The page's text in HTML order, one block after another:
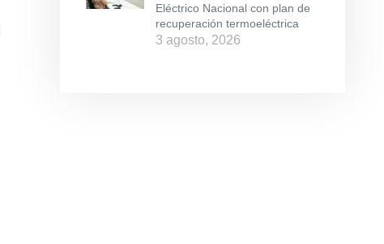
Eléctrico Nacional con plan de
recuperación termoeléctrica
3 agosto, 2026